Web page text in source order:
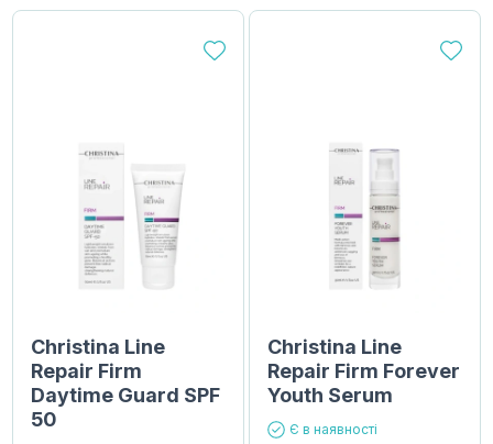
Christina Line
Repair Firm
Daytime Guard SPF
50
Christina Line
Repair Firm Forever
Youth Serum
Є в наявності